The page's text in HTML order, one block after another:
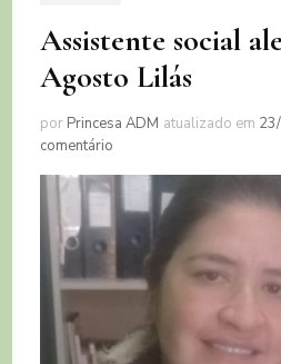
Assistente social
Agosto Lilás
por Princesa ADM atualizado em
comentário
social
alerta
Agosto